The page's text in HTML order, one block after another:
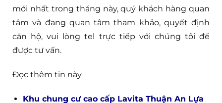
mới nhất trong tháng này, quý khách hàng quan
tâm và đang quan tâm tham khảo, quyết định
căn hộ, vui lòng tel trực tiếp với chúng tôi để
được tư vấn.
Đọc thêm tin này
Khu chung cư cao cấp Lavita Thuận An Lựa